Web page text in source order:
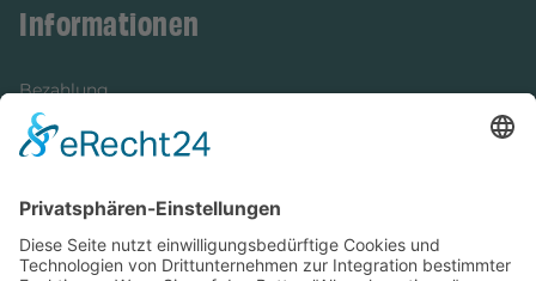
Informationen
Bezahlung
Newsletter
Versandinformationen
Verfügbarkeit/Verträglichkeit